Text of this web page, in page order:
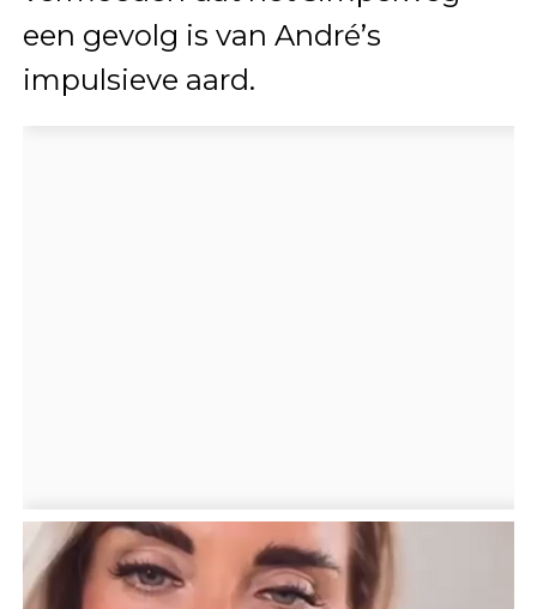
een gevolg is van André’s
impulsieve aard.